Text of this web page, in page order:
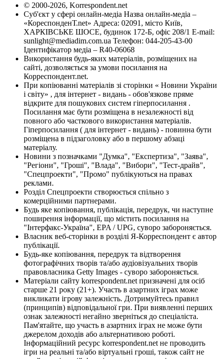
© 2000-2026, Korrespondent.net
Суб'єкт у сфері онлайн-медіа Назва онлайн-медіа –
«КореспонденТ.net» Адреса: 02091, місто Київ,
ХАРКІВСЬКЕ ШОСЕ, будинок 172-Б, офіс 208/1 E-mail:
sunlight@mediadim.com.ua Телефон: 044-205-43-00
Ідентифікатор медіа – R40-06068
Використання будь-яких матеріалів, розміщених на
сайті, дозволяється за умови посилання на
Корреспондент.net.
При копіюванні матеріалів зі сторінки « Новини України
і світу» , для інтернет - видань - обов'язкове пряме
відкрите для пошукових систем гіперпосилання .
Посилання має бути розміщена в незалежності від
повного або часткового використання матеріалів.
Гіперпосилання ( для інтернет - видань) - повинна бути
розміщена в підзаголовку або в першому абзаці
матеріалу.
Новини з позначками "Думка", "Експертиза", "Заява",
"Регіони", "Гроші", "Влада", "Вибори", "Тест-драйв",
"Спецпроекти", "Промо" публікуються на правах
реклами.
Розділ Спецпроекти створюється спільно з
комерційними партнерами.
Будь яке копіювання, публікація, передрук, чи наступне
поширення інформації, що містить посилання на
"Інтерфакс-Україна", EPA / UPG, суворо забороняється.
Власник веб-сторінки в розділі Я-Корреспондент є автор
публікації.
Будь-яке копіювання, передрук та відтворення
фотографічних творів та/або аудіовізуальних творів
правовласника Getty Images - суворо забороняється.
Матеріали сайту korrespondent.net призначені для осіб
старше 21 року (21+). Участь в азартних іграх може
викликати ігрову залежність. Дотримуйтесь правил
(принципів) відповідальної гри. При виявленні перших
ознак залежності негайно зверніться до спеціаліста.
Пам'ятайте, що участь в азартних іграх не може бути
джерелом доходів або альтернативою роботі.
Інформаційний ресурс korrespondent.net не проводить
ігри на реальні та/або віртуальні гроші, також сайт не